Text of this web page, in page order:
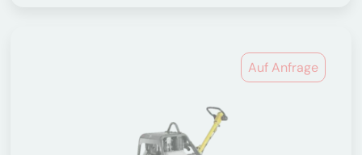
Auf Anfrage